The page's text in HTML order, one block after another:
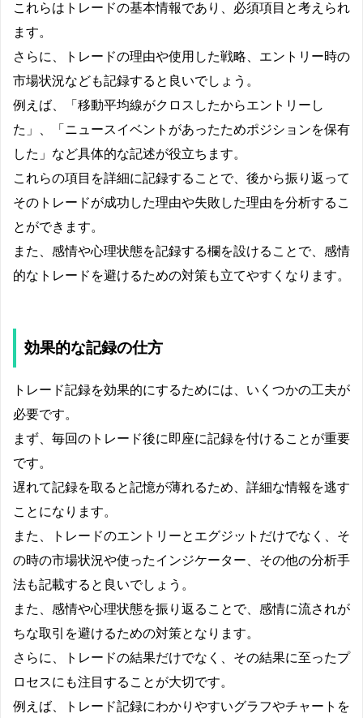
これらはトレードの基本情報であり、必須項目と考えられ
ます。
さらに、トレードの理由や使用した戦略、エントリー時の
市場状況なども記録すると良いでしょう。
例えば、「移動平均線がクロスしたからエントリーし
た」、「ニュースイベントがあったためポジションを保有
した」など具体的な記述が役立ちます。
これらの項目を詳細に記録することで、後から振り返って
そのトレードが成功した理由や失敗した理由を分析するこ
とができます。
また、感情や心理状態を記録する欄を設けることで、感情
的なトレードを避けるための対策も立てやすくなります。
効果的な記録の仕方
トレード記録を効果的にするためには、いくつかの工夫が
必要です。
まず、毎回のトレード後に即座に記録を付けることが重要
です。
遅れて記録を取ると記憶が薄れるため、詳細な情報を逃す
ことになります。
また、トレードのエントリーとエグジットだけでなく、そ
の時の市場状況や使ったインジケーター、その他の分析手
法も記載すると良いでしょう。
また、感情や心理状態を振り返ることで、感情に流されが
ちな取引を避けるための対策となります。
さらに、トレードの結果だけでなく、その結果に至ったプ
ロセスにも注目することが大切です。
例えば、トレード記録にわかりやすいグラフやチャートを